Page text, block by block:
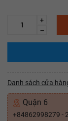
+
–
Danh sách cửa
Quận 6
+84862998279 -